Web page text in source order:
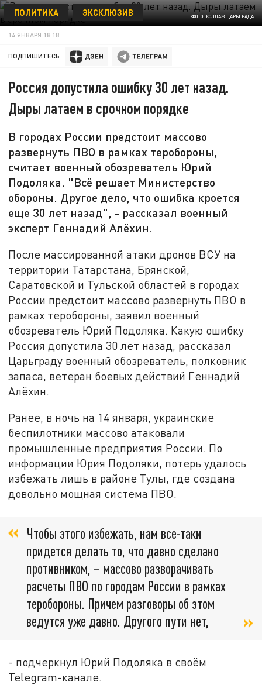
ФОТО: КОЛЛАЖ ЦАРЬГРАДА
ПОЛИТИКА ЭКСКЛЮЗИВ
14 ЯНВАРЯ 18:18
ПОДПИШИТЕСЬ:
Россия допустила ошибку 30 лет назад.
Дыры латаем в срочном порядке
В городах России предстоит массово
развернуть ПВО в рамках теробороны,
считает военный обозреватель Юрий
Подоляка. "Всё решает Министерство
обороны. Другое дело, что ошибка кроется
еще 30 лет назад", - рассказал военный
эксперт Геннадий Алёхин.
После массированной атаки дронов ВСУ на
территории Татарстана, Брянской,
Саратовской и Тульской областей в городах
России предстоит массово развернуть ПВО в
рамках теробороны, заявил военный
обозреватель Юрий Подоляка. Какую ошибку
Россия допустила 30 лет назад, рассказал
Царьграду военный обозреватель, полковник
запаса, ветеран боевых действий Геннадий
Алёхин.
Ранее, в ночь на 14 января, украинские
беспилотники массово атаковали
промышленные предприятия России. По
информации Юрия Подоляки, потерь удалось
избежать лишь в районе Тулы, где создана
довольно мощная система ПВО.
Чтобы этого избежать, нам все-таки
придется делать то, что давно сделано
противником, – массово разворачивать
расчеты ПВО по городам России в рамках
теробороны. Причем разговоры об этом
ведутся уже давно. Другого пути нет,
- подчеркнул Юрий Подоляка в своём
Telegram-канале.